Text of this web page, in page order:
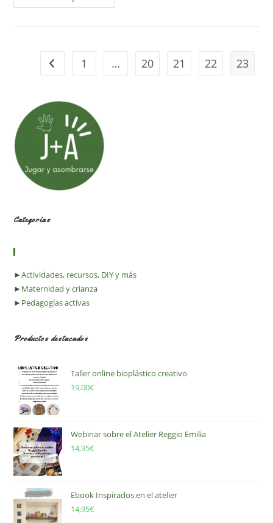
Del
Ir a la página anterior
1 … 20 21 22 23
Categorías
►Actividades, recursos, DIY y más
► Maternidad y crianza
► Pedagogías activas
Productos destacados
Taller online bioplástico creativo
19,00€
Webinar sobre el Atelier Reggio Emilia
14,95€
Ebook Inspirados en el atelier
14,95€